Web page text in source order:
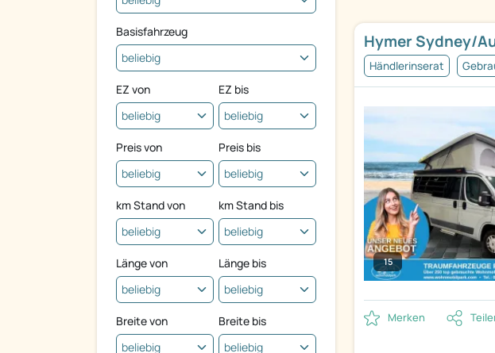
Hymer Sydney/
Händlerinserat
15
Merken
Basisfahrzeug
EZ von EZ bis
Preis von Preis bis
km Stand von km Stand bis
Länge von Länge bis
Breite von Breite bis